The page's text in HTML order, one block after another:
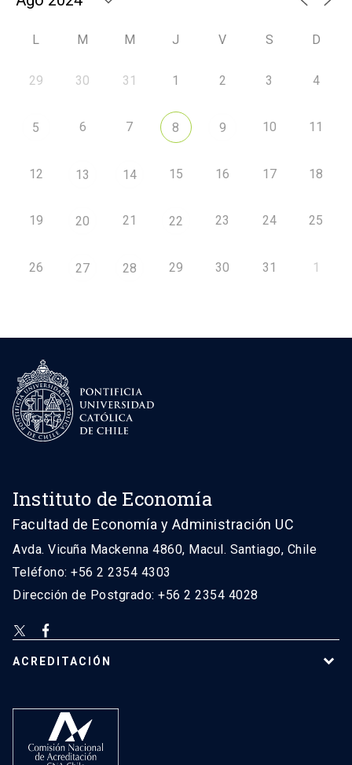
L M M J V S D
29 30 31 1 2 3 4
5 6 7 8 9 10 11
12 13 14 15 16 17 18
19 20 21 22 23 24 25
26 27 28 29 30 31 1
Instituto de Economía
Facultad de Economía y Administración UC
Avda. Vicuña Mackenna 4860, Macul. Santiago, Chile
Teléfono: +56 2 2354 4303
Dirección de Postgrado: +56 2 2354 4028
ACREDITACIÓN